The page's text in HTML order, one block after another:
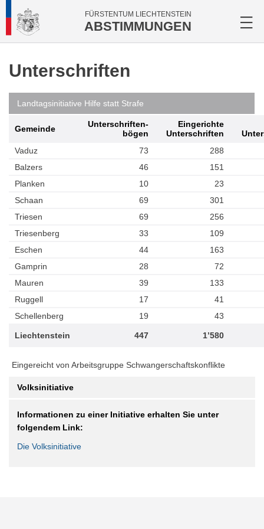
FÜRSTENTUM LIECHTENSTEIN
ABSTIMMUNGEN
Unterschriften
Landtagsinitiative Hilfe statt Strafe
Gemeinde
Unterschriften­
bögen
Eingerichte
Unterschriften
Vaduz
73
288
Balzers
46
151
Planken
10
23
Schaan
69
301
Triesen
69
256
Triesenberg
33
109
Eschen
44
163
Gamprin
28
72
Mauren
39
133
Ruggell
17
41
Schellenberg
19 43
Liechtenstein 447 1’580
Eingereicht von Arbeitsgruppe Schwangerschaftskonflikte
Volksinitiative
Informationen zu einer Initiative erhalten Sie unter
folgendem Link:
Die Volksinitiative